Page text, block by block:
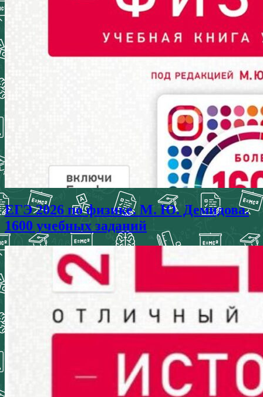
ЕГЭ 2026 по физике. М. Ю. Демидова.
1600 учебных заданий